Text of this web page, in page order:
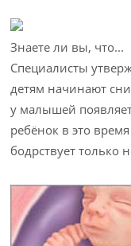
Знаете ли вы, что...
Специалисты
детям начинают
у малышей
ребёнок в это
бодрствует только